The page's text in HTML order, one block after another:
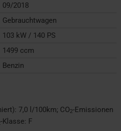
09/2018
Gebrauchtwagen
103 kW / 140 PS
1499 ccm
Benzin
7,0 l/100km; CO2-Emissionen
-Klasse: F